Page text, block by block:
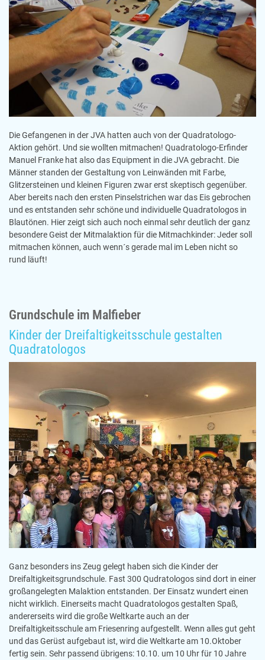
Die Gefangenen in der JVA hatten auch von der Quadratologo-
Aktion gehört. Und sie wollten mitmachen! Quadratologo-Erfinder
Manuel Franke hat also das Equipment in die JVA gebracht. Die
Männer standen der Gestaltung von Leinwänden mit Farbe,
Glitzersteinen und kleinen Figuren zwar erst skeptisch gegenüber.
Aber bereits nach den ersten Pinselstrichen war das Eis gebrochen
und es entstanden sehr schöne und individuelle Quadratologos in
Blautönen. Hier zeigt sich auch noch einmal sehr deutlich der ganz
besondere Geist der Mitmalaktion für die Mitmachkinder: Jeder soll
mitmachen können, auch wenn´s gerade mal im Leben nicht so
rund läuft!
Grundschule im Malfieber
Kinder der Dreifaltigkeitsschule gestalten
Quadratologos
Ganz besonders ins Zeug gelegt haben sich die Kinder der
Dreifaltigkeitsgrundschule. Fast 300 Qudratologos sind dort in einer
großangelegten Malaktion entstanden. Der Einsatz wundert einen
nicht wirklich. Einerseits macht Quadratologos gestalten Spaß,
andererseits wird die große Weltkarte auch an der
Dreifaltigkeitsschule am Friesenring aufgestellt. Wenn alles gut geht
und das Gerüst aufgebaut ist, wird die Weltkarte am 10.Oktober
fertig sein. Sehr passend übrigens: 10.10. um 10 Uhr für 10 Jahre